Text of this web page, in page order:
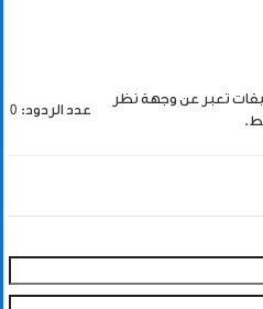
تعبر عن وجهة نظر
عدد الردود: 0